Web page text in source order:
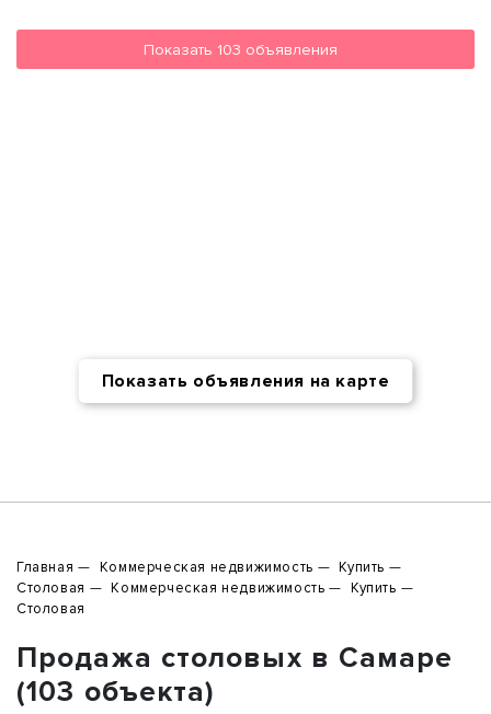
Показать 103 объявления
Показать объявления на карте
Главная Коммерческая недвижимость
Купить
Столовая
Коммерческая недвижимость
Купить
Столовая
Продажа столовых в Самаре
(103 объекта)